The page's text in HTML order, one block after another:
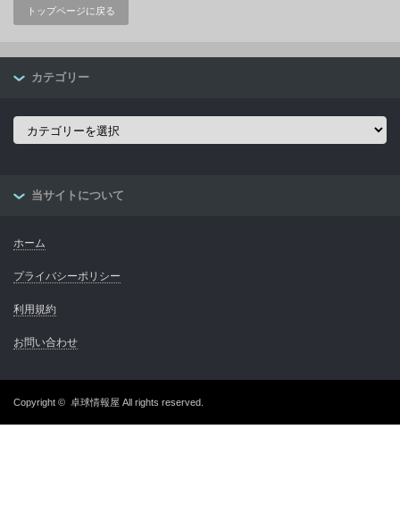
トップページに戻る
カテゴリー
カ
当サイトについて
ホーム
プライバシーポリシー
利用規約
お問い合わせ
Copyright © 卓球情報屋 All rights reserved.